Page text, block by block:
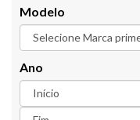
Modelo
Ano